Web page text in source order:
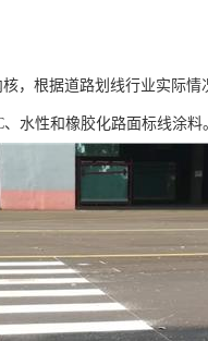
，根据道路划线行业实际
水性和橡胶化路面标线涂